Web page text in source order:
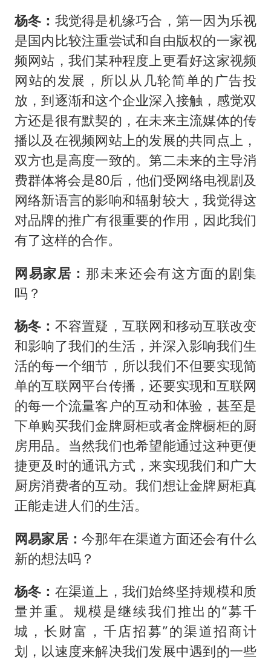
杨冬： 我觉得是机缘巧合，第一因为乐视
是国内比较注重尝试和自由版权的一家视
频网站，我们某种程度上更看好这家视频
网站的发展，所以从几轮简单的广告投
放，到逐渐和这个企业深入接触，感觉双
方还是很有默契的，在未来主流媒体的传
播以及在视频网站上的发展的共同点上，
双方也是高度一致的。第二未来的主导消
费群体将会是80后，他们受网络电视剧及
网络新语言的影响和辐射较大，我觉得这
对品牌的推广有很重要的作用，因此我们
有了这样的合作。
网易家居： 那未来还会有这方面的剧集
吗？
杨冬： 不容置疑，互联网和移动互联改变
和影响了我们的生活，并深入影响我们生
活的每一个细节，所以我们不但要实现简
单的互联网平台传播，还要实现和互联网
的每一个流量客户的互动和体验，甚至是
下单购买我们金牌厨柜或者金牌橱柜的厨
房用品。当然我们也希望能通过这种更便
捷更及时的通讯方式，来实现我们和广大
厨房消费者的互动。我们想让金牌厨柜真
正能走进人们的生活。
网易家居：今那年在渠道方面还会有什么
新的想法吗？
杨冬： 在渠道上，我们始终坚持规模和质
量并重。规模是继续我们推出的“募千
城，长财富，千店招募”的渠道招商计
划，以速度来解决我们发展中遇到的一些